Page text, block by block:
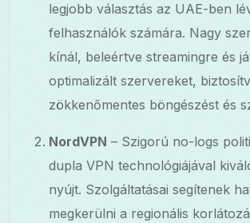
legjobb választás az UAE-ben
felhasználók számára. Nagy
kínál, beleértve streamingre és
optimalizált szervereket,
zökkenőmentes böngészést és
NordVPN – Szigorú no-logs
dupla VPN technológiájával
nyújt. Szolgáltatásai segítenek
megkerülni a regionális